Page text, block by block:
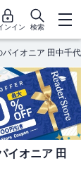
ンイン 検索
イオニア 田中千代
イオニア 田